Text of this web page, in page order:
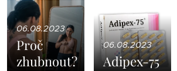
06.08.2023
Proč
zhubnout?
06.08.2023
Adipex-75